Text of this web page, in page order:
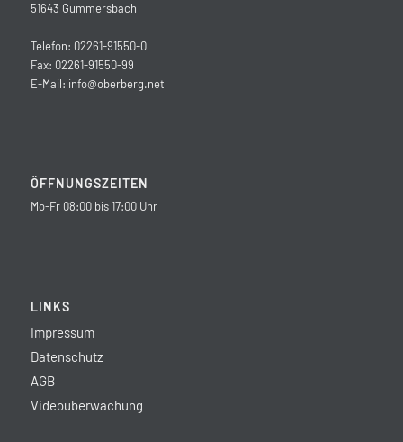
51643 Gummersbach
Telefon: 02261-91550-0
Fax: 02261-91550-99
E-Mail: info@oberberg.net
ÖFFNUNGSZEITEN
Mo-Fr 08:00 bis 17:00 Uhr
LINKS
Impressum
Datenschutz
AGB
Videoüberwachung